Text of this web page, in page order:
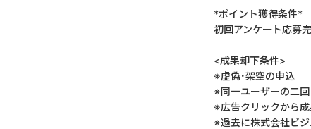
*ポイント獲得条件*
初回アンケート応募
<成果却下条件>
※虚偽･架空の申込
※同一ユーザーの二
※広告クリックから
※過去に株式会社ビ